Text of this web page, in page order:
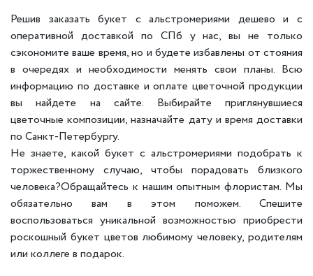
Решив заказать букет с альстромериями дешево и с
оперативной доставкой по СПб у нас, вы не только
сэкономите ваше время, но и будете избавлены от стояния
в очередях и необходимости менять свои планы. Всю
информацию по доставке и оплате цветочной продукции
вы найдете на сайте. Выбирайте приглянувшиеся
цветочные композиции, назначайте дату и время доставки
по Санкт-Петербургу.
Не знаете, какой букет с альстромериями подобрать к
торжественному случаю, чтобы порадовать близкого
человека?Обращайтесь к нашим опытным флористам. Мы
обязательно вам в этом поможем. Спешите
воспользоваться уникальной возможностью приобрести
роскошный букет цветов любимому человеку, родителям
или коллеге в подарок.